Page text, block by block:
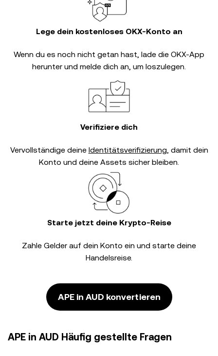
Lege dein kostenloses OKX-Konto an
Wenn du es noch nicht getan hast, lade die OKX-App
herunter und melde dich an, um loszulegen.
Verifiziere dich
Vervollständige deine Identitätsverifizierung, damit dein
Konto und deine Assets sicher bleiben.
Starte jetzt deine Krypto-Reise
Zahle Gelder auf dein Konto ein und starte deine
Handelsreise.
APE in AUD konvertieren
APE in AUD Häufig gestellte Fragen